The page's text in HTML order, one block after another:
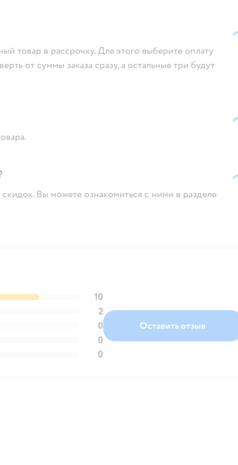
товар в рассрочку. Для этого выберите оплату
от суммы заказа сразу, а остальные три будут
Вы можете ознакомиться с ними в разделе
10
2
0
0
0
Оставить отзыв